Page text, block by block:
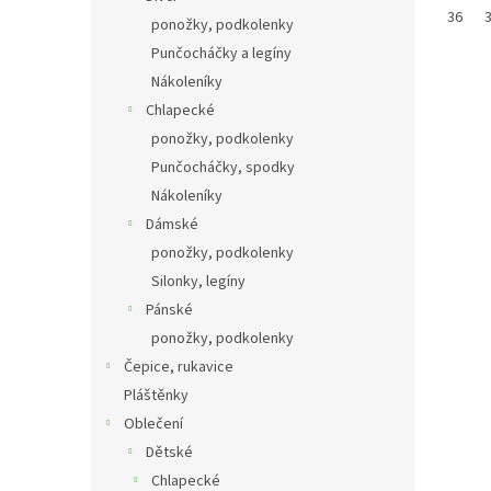
ponožky, podkolenky
Punčocháčky a legíny
Nákoleníky
Chlapecké
ponožky, podkolenky
Punčocháčky, spodky
Nákoleníky
Dámské
ponožky, podkolenky
Silonky, legíny
Pánské
ponožky, podkolenky
Čepice, rukavice
Pláštěnky
Oblečení
Dětské
Chlapecké
36